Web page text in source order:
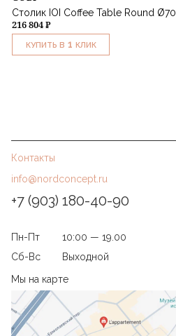
Столик IOI Coffee Table Round Ø70
216 804 ₽
КУПИТЬ В 1 КЛИК
Контакты
info@nordconcept.ru
+7 (903) 180-40-90
Пн-Пт
10:00 — 19.00
Сб-Вс
Выходной
Мы на карте